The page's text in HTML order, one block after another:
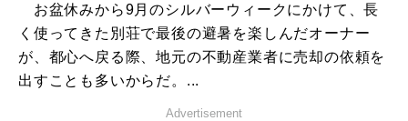
お盆休みから9月のシルバーウィークにかけて、長
く使ってきた別荘で最後の避暑を楽しんだオーナー
が、都心へ戻る際、地元の不動産業者に売却の依頼を
出すことも多いからだ。...
Advertisement